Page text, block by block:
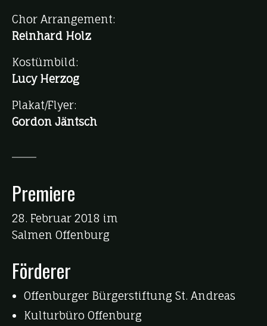
Chor Arrangement:
Reinhard Holz
Kostümbild:
Lucy Herzog
Plakat/Flyer:
Gordon Jäntsch
Premiere
28. Februar 2018 im
Salmen Offenburg
Förderer
Offenburger Bürgerstiftung St. Andreas
Kulturbüro Offenburg